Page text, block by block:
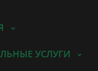
УСЛУГИ